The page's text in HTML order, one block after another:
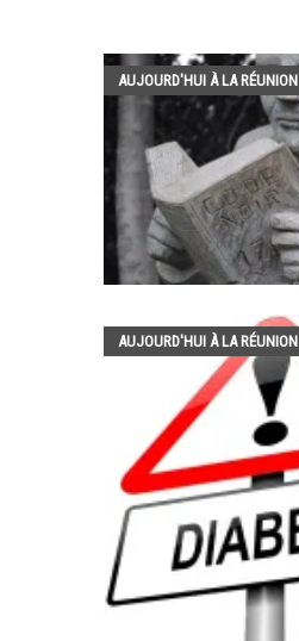
AUJOURD'HUI À LA RÉUNION
AUJOURD'HUI À LA RÉUNION